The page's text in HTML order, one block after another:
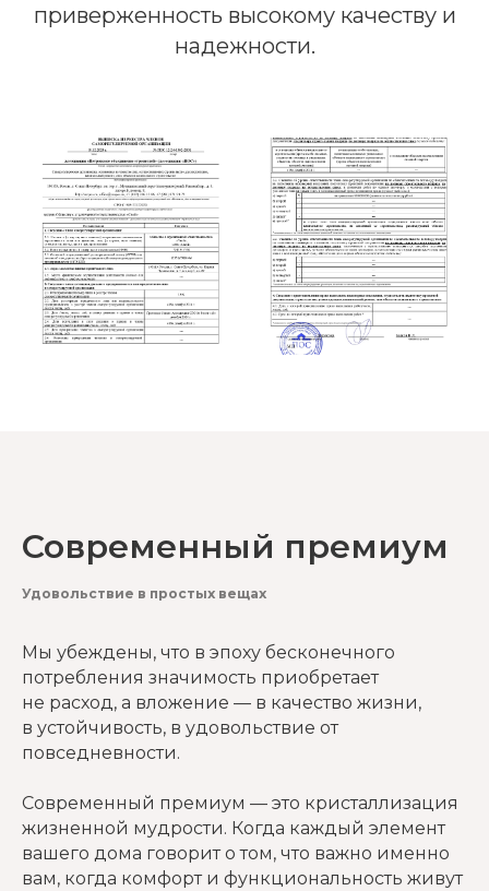
приверженность высокому качеству и
надежности.
Современный премиум
Удовольствие в простых вещах
Мы убеждены, что в эпоху бесконечного
потребления значимость приобретает
не расход, а вложение — в качество жизни,
в устойчивость, в удовольствие от
повседневности.
Современный премиум — это кристаллизация
жизненной мудрости. Когда каждый элемент
вашего дома говорит о том, что важно именно
вам, когда комфорт и функциональность живут